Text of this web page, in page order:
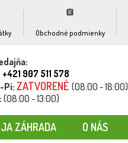
Obchodné podmienky
+421 907 511 578
Pi: ZATVORENÉ (08:00 - 18:00)
(08:00 - 13:00)
ZÁHRADA O NÁS